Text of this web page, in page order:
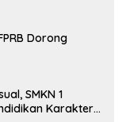
Dorong
SMKN 1
Karakter